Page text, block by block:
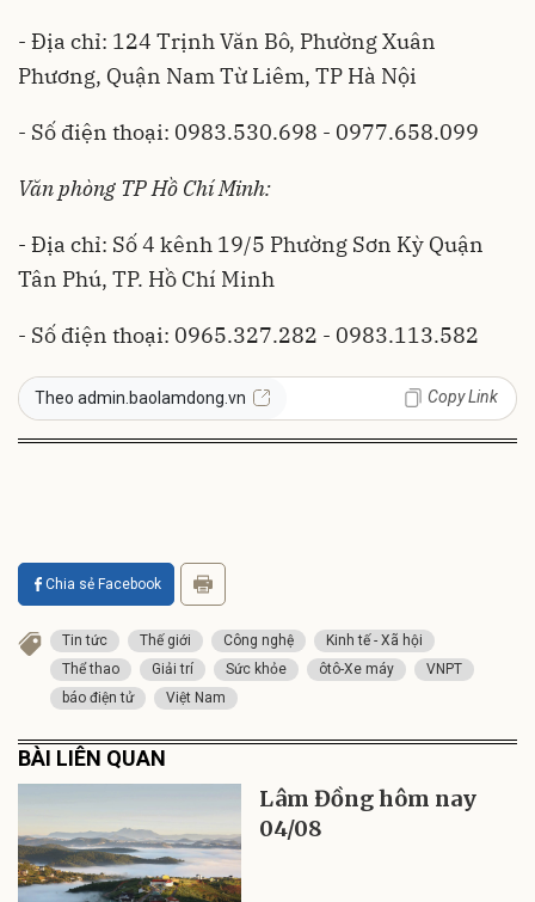
- Địa chỉ: 124 Trịnh Văn Bô, Phường Xuân
Phương, Quận Nam Từ Liêm, TP Hà Nội
- Số điện thoại: 0983.530.698 - 0977.658.099
Văn phòng TP Hồ Chí Minh:
- Địa chỉ: Số 4 kênh 19/5 Phường Sơn Kỳ Quận
Tân Phú, TP. Hồ Chí Minh
- Số điện thoại: 0965.327.282 - 0983.113.582
Theo admin.baolamdong.vn Copy Link
Chia sẻ Facebook
Tin tức Thế giới Công nghệ
Kinh tế - Xã hội
Thể thao
Giải trí Sức khỏe ôtô-Xe máy
VNPT
báo điện tử
Việt Nam
BÀI LIÊN QUAN
Lâm Đồng hôm nay
04/08